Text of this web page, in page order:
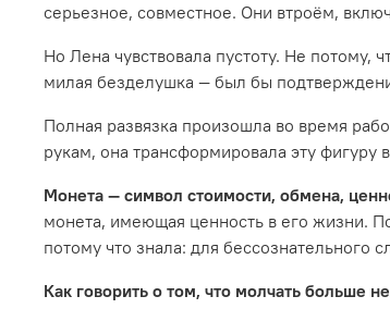
серьезное, совместное. Они втроём,
Но Лена чувствовала пустоту. Не
милая безделушка — был бы
Полная развязка произошла во время
рукам, она трансформировала эту фигуру
Монета — символ стоимости, обмена,
монета, имеющая ценность в его жизни.
потому что знала: для бессознательного
Как говорить о том, что молчать больше